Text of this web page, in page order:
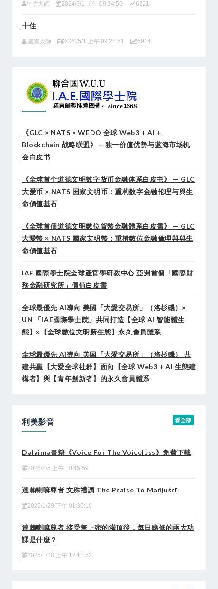
星雲大師 2024/5/1 上午 09:34:56 6321
十住
星雲大師 2024/5/1 上午 09:28:51 6944
《GLC × NATS × WEDO 全球 Web3 + AI +
Blockchain 战略联盟》 —独一价值优势与蓝海市场机
会白皮书
《全球首个道德文明数字货币金融体系白皮书》 — GLC
大爱币 × NATS 国家文明币：重构数字金融伦理与與生
命價值基石
《全球首個道德文明數位貨幣金融體系白皮書》 — GLC
大愛幣 × NATS 國家文明幣：重構數位金融倫理與與生
命價值基石
IAE 國際學士院全球產官學研教中心 亞洲首個「國際財
務金融研究所」價值白皮書
全球最優先 AI導向 美國「大愛交易所」（洛杉磯）×
UN 「IAE國際學士院」共同打造【全球 AI 智能體生
態】×【全球數位文明新生態】永久會員體系
全球最優先 AI導向 美国「大愛交易所」（洛杉磯） 共
建共贏【大愛全球社群】面向【全球 Web3 + AI 生態建
構者】與【青年創新者】的永久會員體系
利美影音 看全部
Dalaima書籍《Voice For The Voiceless》免費下載
2026/2/5 上午 10:45:59
達賴喇嘛尊者 文殊禮讚 The Praise To Mañjuśrī
2025/1/29 下午 01:30:10
達賴喇嘛尊者 接受無上密的灌頂後，每日應修的兩大功
課是什麼？
2025/1/28 上午 12:11:52